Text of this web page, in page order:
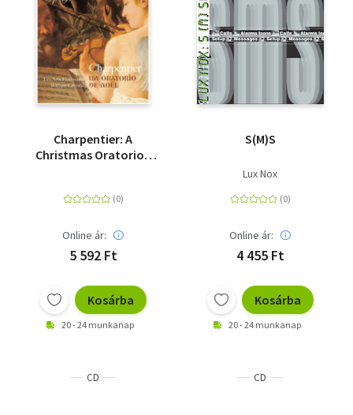
Charpentier: A
Christmas Oratorio -
Online ár:
5 592 Ft
Kosárba
20 - 24 munkanap
S(M)S
Lux Nox
Online ár:
4 455 Ft
Kosárba
20 - 24 munkanap
CD CD